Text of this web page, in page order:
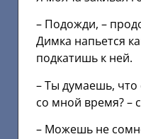
– Подожди, –
Димка напьется
подкатишь к ней.
– Ты думаешь, что
со мной время? –
– Можешь не